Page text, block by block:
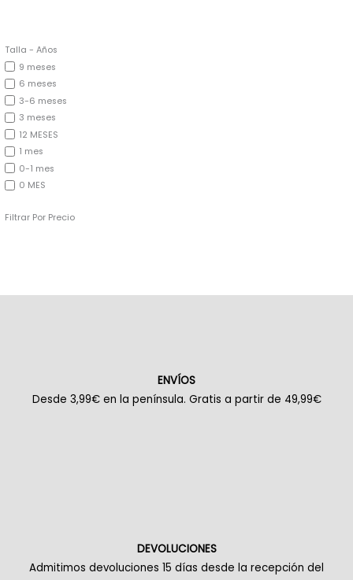
Talla - Años
9 meses
6 meses
3-6 meses
3 meses
12 MESES
1 mes
0-1 mes
0 MES
Filtrar Por Precio
ENVÍOS
Desde 3,99€ en la península. Gratis a partir de 49,99€
DEVOLUCIONES
Admitimos devoluciones 15 días desde la recepción del